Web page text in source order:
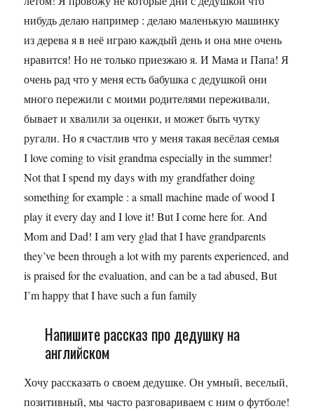
нибудь делаю например : делаю маленькую машинку
из дерева я в неё играю каждый день и она мне очень
нравится! Но не только приезжаю я. И Мама и Папа! Я
очень рад что у меня есть бабушка с дедушкой они
много пережили с моими родителями переживали,
бывает и хвалили за оценки, и может быть чутку
ругали. Но я счастлив что у меня такая весёлая семья
I love coming to visit grandma especially in the summer!
Not that I spend my days with my grandfather doing
something for example : a small machine made of wood I
play it every day and I love it! But I come here for. And
Mom and Dad! I am very glad that I have grandparents
they’ve been through a lot with my parents experienced, and
is praised for the evaluation, and can be a tad abused, But
I’m happy that I have such a fun family
Напишите рассказ про дедушку на
английском
Хочу рассказать о своем дедушке. Он умный, веселый,
позитивный, мы часто разговариваем с ним о футболе!